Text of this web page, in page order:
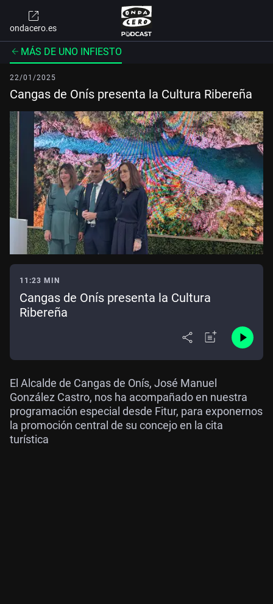
ondacero.es
MÁS DE UNO INFIESTO
22/01/2025
Cangas de Onís presenta la Cultura Ribereña
11:23 MIN
Cangas de Onís presenta la Cultura
Ribereña
El Alcalde de Cangas de Onís, José Manuel
González Castro, nos ha acompañado en nuestra
programación especial desde Fitur, para exponernos
la promoción central de su concejo en la cita
turística